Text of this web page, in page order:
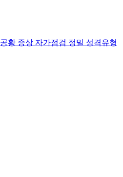
공황 증상 자가점검 정밀 성격유형